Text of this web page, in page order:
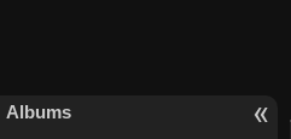
Albums